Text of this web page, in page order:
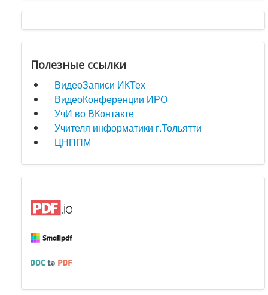
Полезные ссылки
ВидеоЗаписи ИКТех
ВидеоКонференции ИРО
УчИ во ВКонтакте
Учителя информатики г.Тольятти
ЦНППМ